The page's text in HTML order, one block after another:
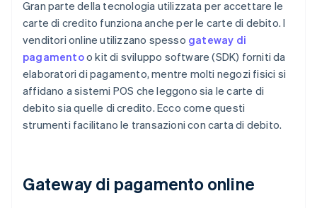
Gran parte della tecnologia utilizzata per accettare le
carte di credito funziona anche per le carte di debito. I
venditori online utilizzano spesso gateway di
pagamentoo kit di sviluppo software (SDK) forniti da
elaboratori di pagamento, mentre molti negozi fisici si
affidano a sistemi POS che leggono sia le carte di
debito sia quelle di credito. Ecco come questi
strumenti facilitano le transazioni con carta di debito.
Gateway di pagamento online